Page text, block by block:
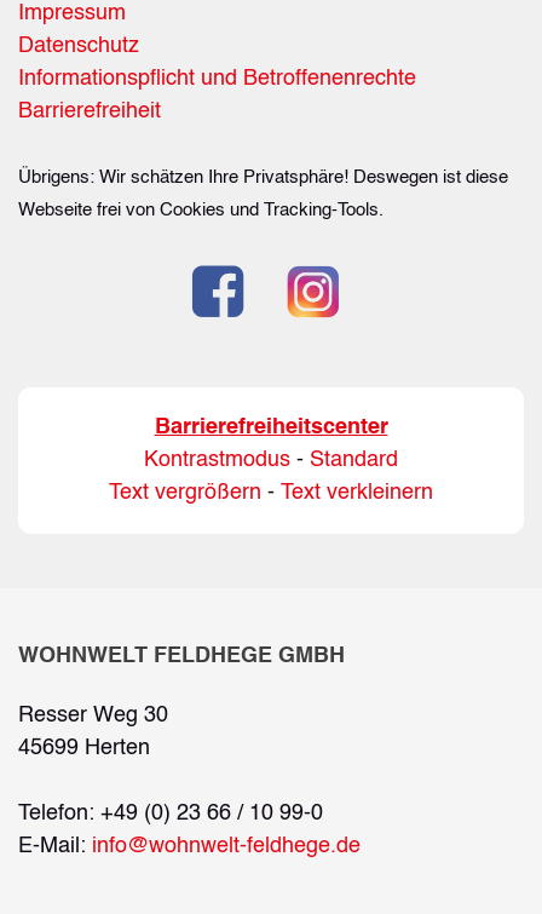
Impressum
Datenschutz
Informationspflicht und Betroffenenrechte
Barrierefreiheit
Übrigens: Wir schätzen Ihre Privatsphäre! Deswegen ist diese
Webseite frei von Cookies und Tracking-Tools.
Barrierefreiheitscenter
Kontrastmodus - Standard
Text vergrößern - Text verkleinern
WOHNWELT FELDHEGE GMBH
Resser Weg 30
45699 Herten
Telefon: +49 (0) 23 66 / 10 99-0
E-Mail: info@wohnwelt-feldhege.de